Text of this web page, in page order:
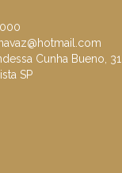
Cunha Bueno, 31
SP